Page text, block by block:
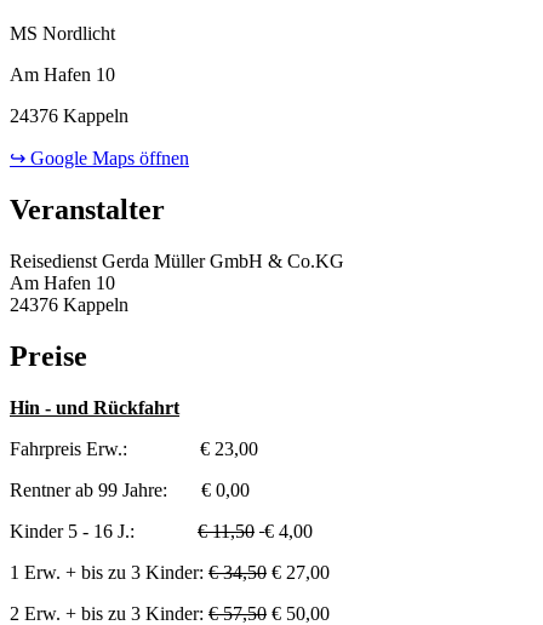
MS Nordlicht
Am Hafen 10
24376 Kappeln
↪ Google Maps öffnen
Veranstalter
Reisedienst Gerda Müller GmbH & Co.KG
Am Hafen 10
24376 Kappeln
Preise
Hin - und Rückfahrt
Fahrpreis Erw.: € 23,00
Rentner ab 99 Jahre: € 0,00
Kinder 5 - 16 J.: € 11,50 € 4,00
1 Erw. + bis zu 3 Kinder: € 34,50 € 27,00
2 Erw. + bis zu 3 Kinder: € 57,50 € 50,00